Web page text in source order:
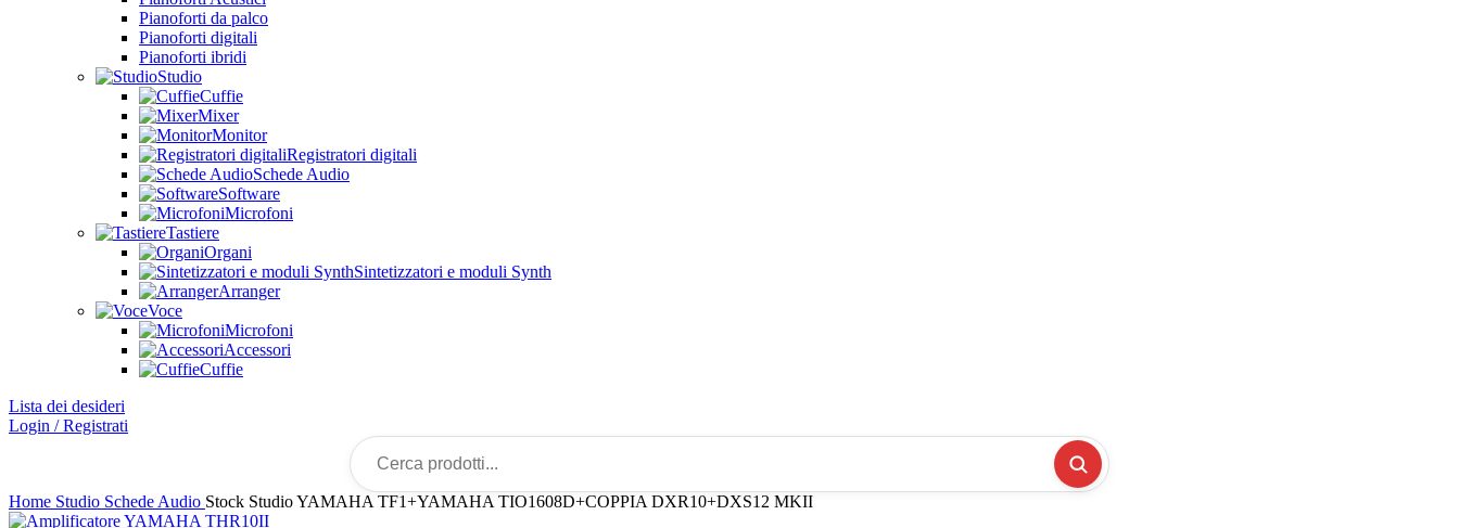
Pianoforti da palco
Pianoforti digitali
Pianoforti ibridi
Studio
Cuffie
Mixer
Monitor
Registratori digitali
Schede Audio
Software
Microfoni
Tastiere
Organi
Sintetizzatori e moduli Synth
Arranger
Voce
Microfoni
Accessori
Cuffie
Lista dei desideri
Login / Registrati
Cerca
prodotti...
Home Studio Schede Audio Stock Studio YAMAHA TF1+YAMAHA TIO1608D+COPPIA DXR10+DXS12 MKII